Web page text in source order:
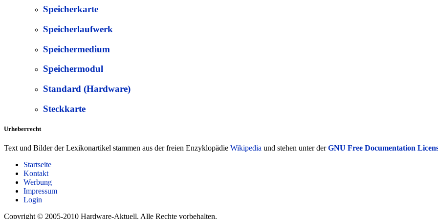
Speicherkarte
Speicherlaufwerk
Speichermedium
Speichermodul
Standard (Hardware)
Steckkarte
Urheberrecht
Text und Bilder der Lexikonartikel stammen aus der freien Enzyklopädie Wikipedia und stehen unter derGNU Free Documentation
Startseite
Kontakt
Werbung
Impressum
Login
Copyright © 2005-2010 Hardware-Aktuell. Alle Rechte vorbehalten.